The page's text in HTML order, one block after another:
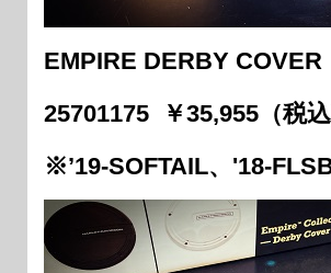
EMPIRE DERBY COVER
25701175 ￥35,955（税
※’19-SOFTAIL、'18-